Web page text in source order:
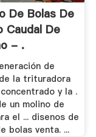
De Bolas De
Caudal De
- .
de
la trituradora
y la .
un molino de
el ... disenos de
bolas venta. ...